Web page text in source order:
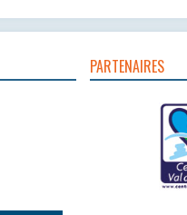
PARTENAIRES